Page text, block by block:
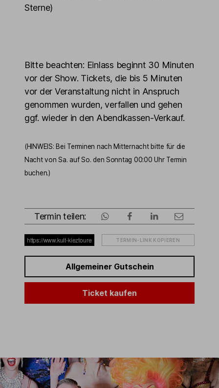
Sterne)
Bitte beachten: Einlass beginnt 30 Minuten
vor der Show. Tickets, die bis 5 Minuten
vor der Veranstaltung nicht in Anspruch
genommen wurden, verfallen und gehen
ggf. wieder in den Abendkassen-Verkauf.
(HINWEIS: Bei Terminen nach Mitternacht bitte für die
Nacht von Sa. auf So. den Sonntag 00:00 Uhr Termin
buchen.)
Termin teilen:
TERMIN-LINK KOPIEREN
Allgemeiner Gutschein
Ticket kaufen